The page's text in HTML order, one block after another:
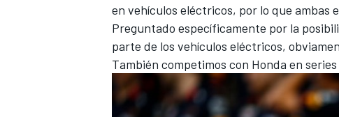
en vehículos eléctricos, por lo que ambas
Preguntado específicamente por la
parte de los vehículos eléctricos,
También competimos con Honda en